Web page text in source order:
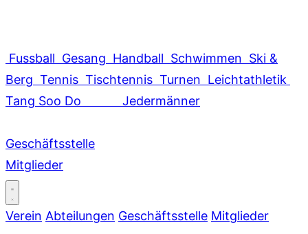
Fussball Gesang Handball Schwimmen Ski &
Berg Tennis Tischtennis Turnen Leichtathletik
Tang Soo Do
Jedermänner
Geschäftsstelle
Mitglieder
Verein Abteilungen Geschäftsstelle Mitglieder